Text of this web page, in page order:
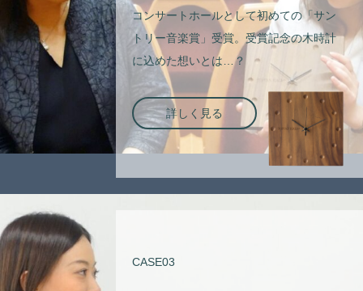
コンサートホールとして初めての「サン
トリー音楽賞」受賞。受賞記念の木時計
に込めた想いとは…？
詳しく見る
CASE03